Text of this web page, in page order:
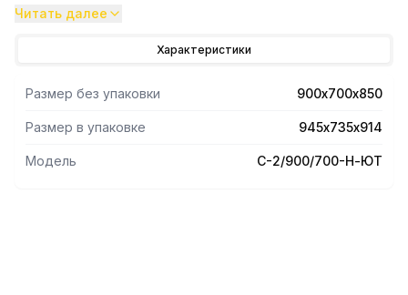
сторон - нержавеющая сталь. Каркас - уголок 40/40 м
Читать далее
Характеристики
Размер без упаковки 900х700х850
Размер в упаковке 945х735х914
Модель С-2/900/700-Н-ЮТ